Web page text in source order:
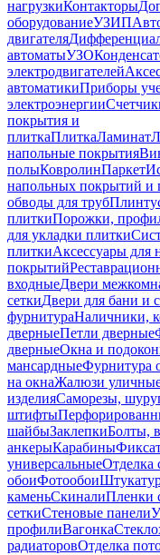
нагрузкиКонтакторы
оборудованиеУЗИП
двигателя
автоматыУЗО
электродвигателей
автоматикиПриборы
электроэнергии
покрытия и
плиткаПлиткаЛаминат
напольные покрытия
полыКовролинПаркет
напольных покрытий и
обводы для труб
плиткиПорожки,
для укладки плитки
плиткиАксессуары для
покрытий
входныеДвери
сеткиДвери для бани и
фурнитураНаличники,
дверныеПетли дверные
дверныеОкна и
мансардныеФурнитура
на окнаЖалюзи
изделияСаморезы,
штифты
шайбыЗаклепкиБолты,
анкерыКарабины
универсальныеОтделка
обоиФотообои
каменьСкиналиПленки
сеткиСтеновые панели
профилиВагонка
радиаторовОтделка